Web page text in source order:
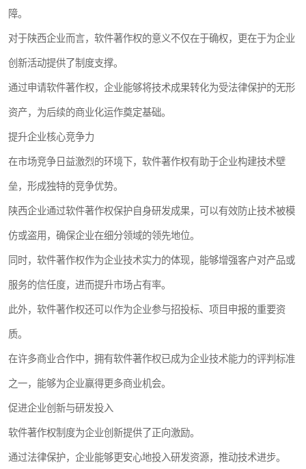
障。
对于陕西企业而言，软件著作权的意义不仅在于确权，更在于为企业
创新活动提供了制度支撑。
通过申请软件著作权，企业能够将技术成果转化为受法律保护的无形
资产，为后续的商业化运作奠定基础。
提升企业核心竞争力
在市场竞争日益激烈的环境下，软件著作权有助于企业构建技术壁
垒，形成独特的竞争优势。
陕西企业通过软件著作权保护自身研发成果，可以有效防止技术被模
仿或盗用，确保企业在细分领域的领先地位。
同时，软件著作权作为企业技术实力的体现，能够增强客户对产品或
服务的信任度，进而提升市场占有率。
此外，软件著作权还可以作为企业参与招投标、项目申报的重要资
质。
在许多商业合作中，拥有软件著作权已成为企业技术能力的评判标准
之一，能够为企业赢得更多商业机会。
促进企业创新与研发投入
软件著作权制度为企业创新提供了正向激励。
通过法律保护，企业能够更安心地投入研发资源，推动技术进步。